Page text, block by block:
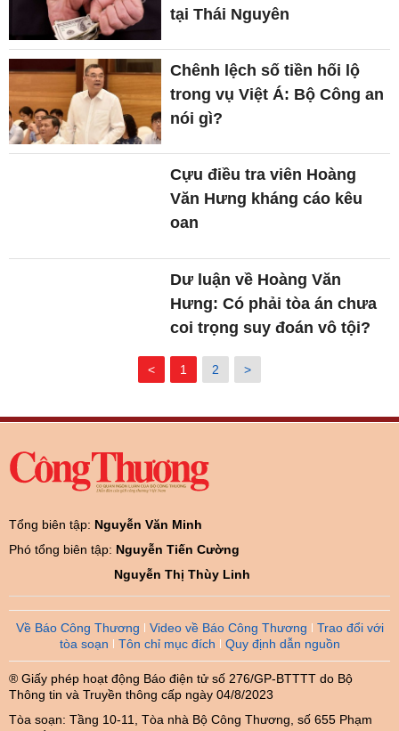
tại Thái Nguyên
Chênh lệch số tiền hối lộ
trong vụ Việt Á: Bộ Công an
nói gì?
Cựu điều tra viên Hoàng
Văn Hưng kháng cáo kêu
oan
Dư luận về Hoàng Văn
Hưng: Có phải tòa án chưa
coi trọng suy đoán vô tội?
< 1 2 >
Tổng biên tập: Nguyễn Văn Minh
Phó tổng biên tập: Nguyễn Tiến Cường
Nguyễn Thị Thùy Linh
Về Báo Công Thương Video về Báo Công Thương
Trao đổi với
tòa soạn
Tôn chỉ mục đích Quy định dẫn nguồn
® Giấy phép hoạt động Báo điện tử số 276/GP-BTTTT do Bộ
Thông tin và Truyền thông cấp ngày 04/8/2023
Tòa soạn: Tầng 10-11, Tòa nhà Bộ Công Thương, số 655 Phạm